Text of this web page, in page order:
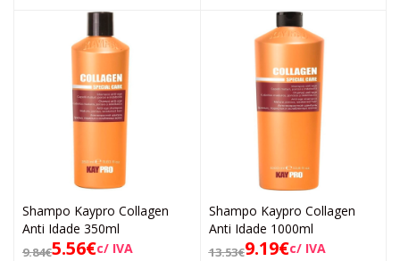
Shampo Kaypro Collagen
Anti Idade 350ml
9.84€5.56€c/ IVA
Shampo Kaypro Collagen
Anti Idade 1000ml
13.53€9.19€c/ IVA